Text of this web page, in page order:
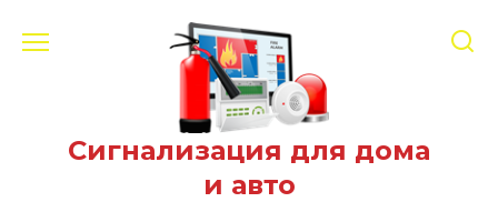
Сигнализация для дома
и авто